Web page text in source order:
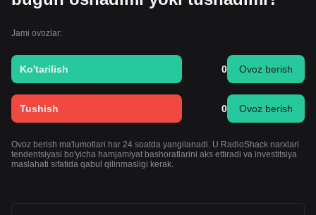
Jami ovozlar:
Ko'tarilish 0 Ovoz berish
Tushish 0 Ovoz berish
Ovoz berish ma'lumotlari har 24 soatda yangilanadi. U RadioShack narxlari
tendentsiyasi bo'yicha hamjamiyat bashoratlarini aks ettiradi va investitsiya
maslahati sifatida qabul qilinmasligi kerak.